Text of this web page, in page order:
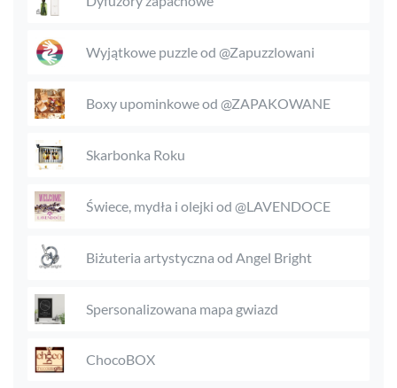
Wyjątkowe puzzle od @Zapuzzlowani
Boxy upominkowe od @ZAPAKOWANE
Skarbonka Roku
Świece, mydła i olejki od @LAVENDOCE
Biżuteria artystyczna od Angel Bright
Spersonalizowana mapa gwiazd
ChocoBOX